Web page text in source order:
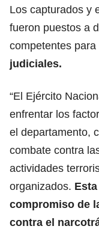
Los capturados y
fueron puestos a
competentes para
judiciales.
“El Ejército
enfrentar los
el departamento,
combate contra
actividades
organizados.
compromiso de
contra el